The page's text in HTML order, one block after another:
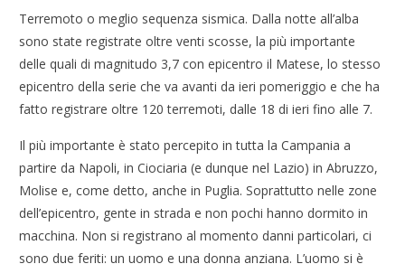
Terremoto o meglio sequenza sismica. Dalla notte all’alba
sono state registrate oltre venti scosse, la più importante
delle quali di magnitudo 3,7 con epicentro il Matese, lo stesso
epicentro della serie che va avanti da ieri pomeriggio e che ha
fatto registrare oltre 120 terremoti, dalle 18 di ieri fino alle 7.
Il più importante è stato percepito in tutta la Campania a
partire da Napoli, in Ciociaria (e dunque nel Lazio) in Abruzzo,
Molise e, come detto, anche in Puglia. Soprattutto nelle zone
dell’epicentro, gente in strada e non pochi hanno dormito in
macchina. Non si registrano al momento danni particolari, ci
sono due feriti: un uomo e una donna anziana. L’uomo si è